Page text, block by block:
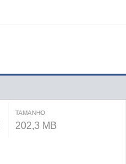
TAMANHO
202,3 MB